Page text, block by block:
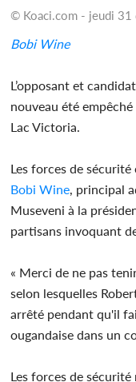
© Koaci.com - jeudi 31
Bobi Wine
L’opposant et
nouveau été
Lac Victoria.
Les forces de
Bobi Wine, principal
Museveni à la
partisans invoquant
« Merci de ne pas
selon lesquelles
arrêté pendant qu'il
ougandaise dans un
Les forces de